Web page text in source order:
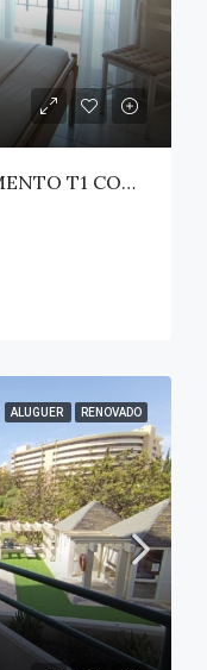
QUARTEIRA – SALE APARTAMENTO T1 COM LINDAS VISTAS MAR
ALUGUER RENOVADO